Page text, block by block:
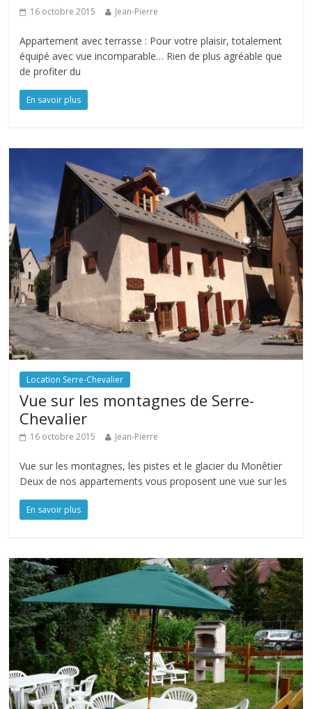
16 octobre 2015 Jean-Pierre
Appartement avec terrasse : Pour votre plaisir, totalement
équipé avec vue incomparable… Rien de plus agréable que
de profiter du
En savoir plus
Location Serre-Chevalier
Vue sur les montagnes de Serre-
Chevalier
16 octobre 2015 Jean-Pierre
Vue sur les montagnes, les pistes et le glacier du Monêtier
Deux de nos appartements vous proposent une vue sur les
En savoir plus